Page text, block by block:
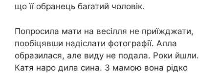
що її обранець баrатий чоловік.
Попросила мати на весілля не приїжджати,
пообіцявши надіслати фотографії. Алла
образилася, але виду не подала. Роки йшли.
Катя наро дила сина. З мамою вона рідко